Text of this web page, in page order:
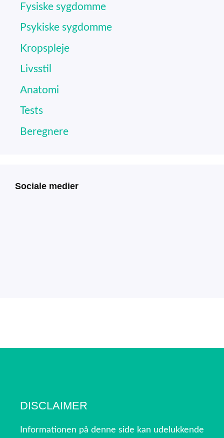
Fysiske sygdomme
Psykiske sygdomme
Kropspleje
Livsstil
Anatomi
Tests
Beregnere
Sociale medier
DISCLAIMER
Informationen på denne side kan udelukkende